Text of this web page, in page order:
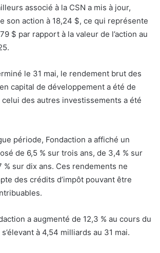
associé à la CSN a mis à jour,
son action à 18,24 $, ce qui représente
$ par rapport à la valeur de l’action au
le 31 mai, le rendement brut des
capital de développement a été de
celui des autres investissements a été
période, Fondaction a affiché un
de 6,5 % sur trois ans, de 3,4 % sur
% sur dix ans. Ces rendements ne
des crédits d’impôt pouvant être
a augmenté de 12,3 % au cours du
à 4,54 milliards au 31 mai.